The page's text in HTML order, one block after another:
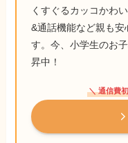
くすぐるカッコかわ
&通話機能など親も安
す。今、小学生のお
昇中！
＼ 通信費